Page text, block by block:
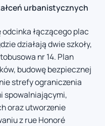
urbanistycznych
łączącego plac
działają dwie szkoły,
nr 14. Plan
budowę bezpiecznej
strefy ograniczenia
spowalniającymi,
oraz utworzenie
z rue Honoré